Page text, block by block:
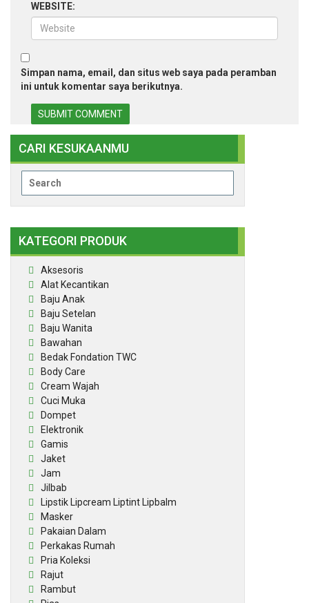
WEBSITE:
Simpan nama, email, dan situs web saya pada peramban
ini untuk komentar saya berikutnya.
CARI KESUKAANMU
Search
KATEGORI PRODUK
Aksesoris
Alat Kecantikan
Baju Anak
Baju Setelan
Baju Wanita
Bawahan
Bedak Fondation TWC
Body Care
Cream Wajah
Cuci Muka
Dompet
Elektronik
Gamis
Jaket
Jam
Jilbab
Lipstik Lipcream Liptint Lipbalm
Masker
Pakaian Dalam
Perkakas Rumah
Pria Koleksi
Rajut
Rambut